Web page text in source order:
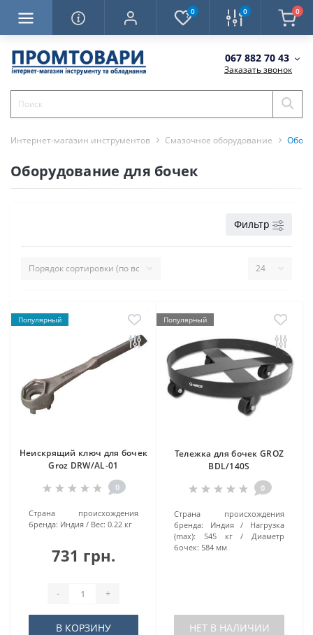
0 0 0
067 882 70 43
Заказать звонок
Интернет-магазин инструментов Смазочное оборудование
Оборудование для бочек
Фильтр
Популярный
Неискрящий ключ для бочек
Groz DRW/AL-01
0
Страна происхождения
бренда: Индия Вес: 0.22 кг
731 грн.
- +
В КОРЗИНУ
Популярный
Тележка для бочек GROZ
BDL/140S
0
Страна происхождения
бренда:
Индия
Нагрузка
(max):
545 кг
Диаметр
бочек: 584 мм
НЕТ В НАЛИЧИИ